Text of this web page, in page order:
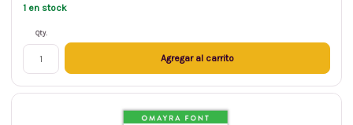
1 en stock
Qty.
Agregar al carrito